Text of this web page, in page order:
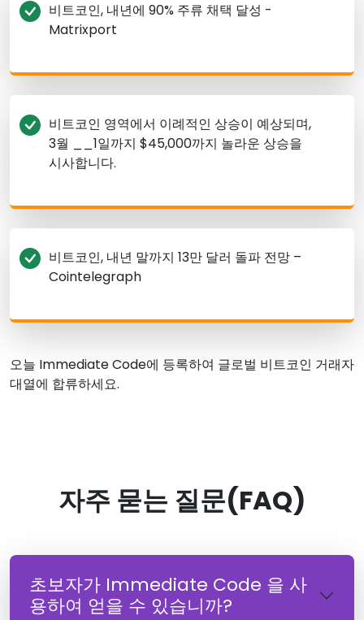
비트코인, 내년에 90% 주류 채택 달성 -
Matrixport
비트코인 영역에서 이례적인 상승이 예상되며,
3월 __1일까지 $45,000까지 놀라운 상승을
시사합니다.
비트코인, 내년 말까지 13만 달러 돌파 전망 –
Cointelegraph
오늘 Immediate Code에 등록하여 글로벌 비트코인 거래자
대열에 합류하세요.
자주 묻는 질문(FAQ)
초보자가 Immediate Code 을 사
용하여 얻을 수 있습니까?